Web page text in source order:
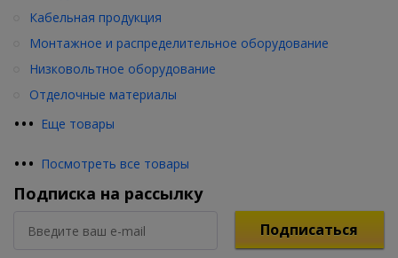
••• Еще товары
Кабельная продукция
Монтажное и распределительное оборудование
Низковольтное оборудование
Отделочные материалы
••• Посмотреть все товары
Подписка на рассылку
Подписаться